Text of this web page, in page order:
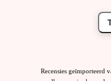
Recensies geïmporteerd